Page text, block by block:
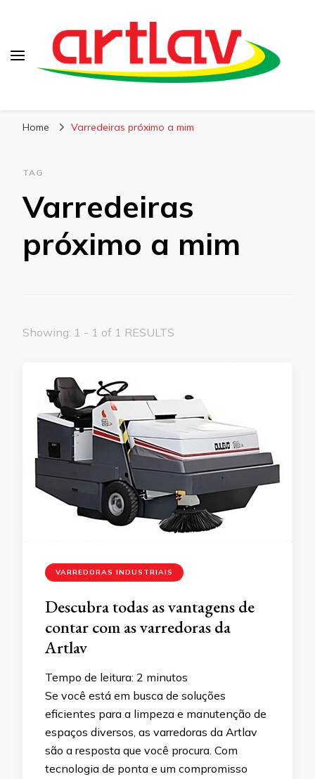
Home Varredeiras próximo a mim
TAG
Varredeiras
próximo a mim
Showing: 1 - 1 of 1 RESULTS
VARREDORAS INDUSTRIAIS
Descubra todas as vantagens de
contar com as varredoras da
Artlav
Tempo de leitura: 2 minutos
Se você está em busca de soluções
eficientes para a limpeza e manutenção de
espaços diversos, as varredoras da Artlav
são a resposta que você procura. Com
tecnologia de ponta e um compromisso